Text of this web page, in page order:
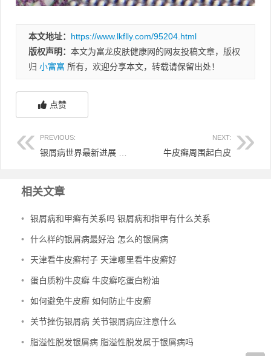
本文地址： https://www.lkflly.com/95204.html
版权声明： 本文为富龙皮肤健康网的网友投稿文章，版权
归 小富富 所有，欢迎分享本文，转载请保留出处！
点赞
PREVIOUS: NEXT:
牛皮癣周围起白皮
相关文章
• 银屑病和甲癣有关系吗 银屑病和指甲有什么关系
• 什么样的银屑病最好治 怎么的银屑病
• 天津看牛皮癣村子 天津哪里看牛皮癣好
• 蛋白质粉牛皮癣 牛皮癣吃蛋白粉油
• 如何避免牛皮癣 如何防止牛皮癣
• 关节挫伤银屑病 关节银屑病应注意什么
• 脂溢性脱发银屑病 脂溢性脱发属于银屑病吗